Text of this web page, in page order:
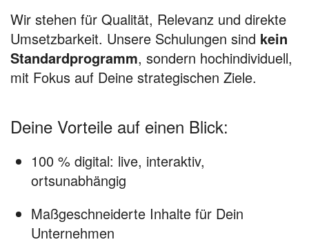
Wir stehen für Qualität, Relevanz und direkte
Umsetzbarkeit. Unsere Schulungen sind kein
Standardprogramm, sondern hochindividuell,
mit Fokus auf Deine strategischen Ziele.
Deine Vorteile auf einen Blick:
100 % digital: live, interaktiv,
ortsunabhängig
Maßgeschneiderte Inhalte für Dein
Unternehmen